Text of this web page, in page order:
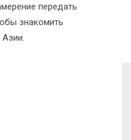
передать
знакомить